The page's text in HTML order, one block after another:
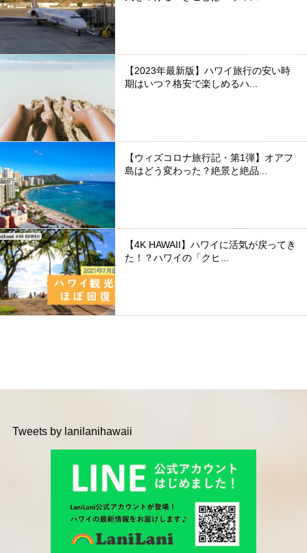
【2023年最新版】ハワイ旅行の安い時
期はいつ？格安で楽しめるハ...
【ウィズコロナ旅行記・第1弾】オアフ
島はどう変わった？絶景と絶品...
【4K HAWAII】ハワイに活気が戻ってき
た！？ハワイの「クヒ...
Tweets by lanilanihawaii